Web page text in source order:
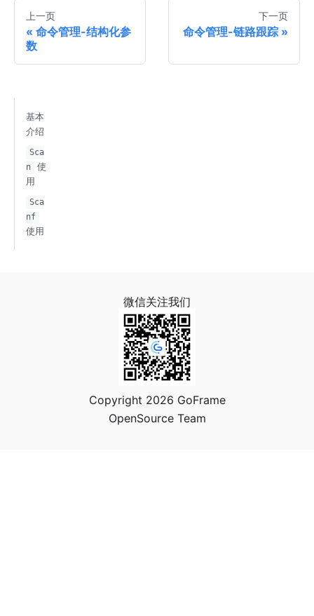
上一页
命令管理-结构化参
数
下一页
命令管理-链路跟踪
基本
介绍
Sca
n
使
用
Sca
nf
使用
微信关注我们
Copyright 2026 GoFrame
OpenSource Team